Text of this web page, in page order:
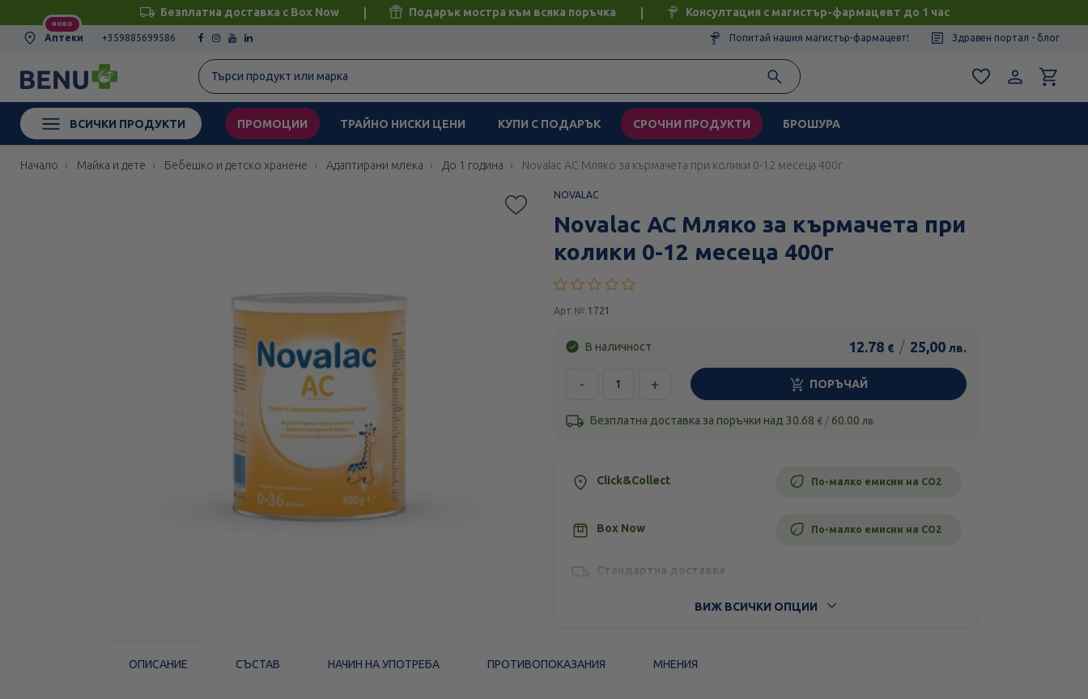
Безплатна доставка с Box Now Подарък мостра към всяка поръчка Консултация с магистър-фармацевт до 1 час
НОВО
Аптеки +359885699586 Попитай нашия магистър-фармацевт! Здравен портал - блог
ВСИЧКИ ПРОДУКТИ ПРОМОЦИИ ТРАЙНО НИСКИ ЦЕНИ КУПИ С ПОДАРЪК СРОЧНИ ПРОДУКТИ БРОШУРА
Начало Майка и дете Бебешко и детско хранене Адаптирани млека До 1 година Novalac AC Мляко за кърмачета при колики 0-12 месеца 400г
NOVALAC
Novalac AC Мляко за кърмачета при
колики 0-12 месеца 400г
Арт.№ 1721
В наличност 12.78 € / 25,00 лв.
- + ПОРЪЧАЙ
Безплатна доставка за поръчки над 30.68 € / 60.00 лв.
Click&Collect По-малко емисии на CO2
Box Now По-малко емисии на CO2
Стандартна доставка
ВИЖ ВСИЧКИ ОПЦИИ
ОПИСАНИЕ СЪСТАВ НАЧИН НА УПОТРЕБА ПРОТИВОПОКАЗАНИЯ МНЕНИЯ